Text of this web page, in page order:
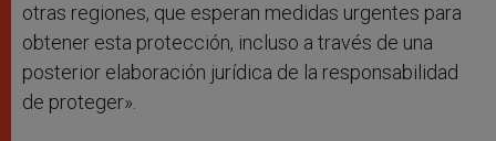
otras regiones, que esperan medidas urgentes para
obtener esta protección, incluso a través de una
posterior elaboración jurídica de la responsabilidad
de proteger».